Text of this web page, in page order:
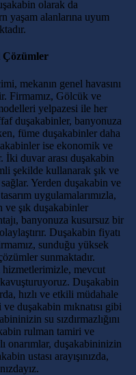
olarak da
yaşam alanlarına uyum
Çözümler
mekanın genel havasını
Firmamız, Gölcük ve
yelpazesi ile her
duşakabinler, banyonuza
füme duşakabinler daha
ise ekonomik ve
İki duvar arası duşakabin
şekilde kullanarak şık ve
Yerden duşakabin ve
uygulamalarımızla,
şık duşakabinler
banyonuza kusursuz bir
Duşakabin fiyatı
sunduğu yüksek
sunmaktadır.
hizmetlerimizle, mevcut
Duşakabin
hızlı ve etkili müdahale
duşakabin mıknatısı gibi
su sızdırmazlığını
rulman tamiri ve
onarımlar, duşakabininizin
ustası arayışınızda,